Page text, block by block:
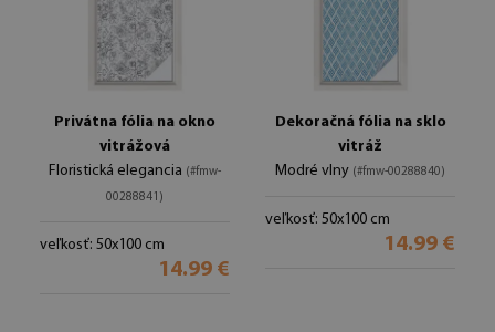
Privátna fólia na okno
vitrážová
Floristická elegancia (#fmw-
00288841)
veľkosť: 50x100 cm
14.99 €
Dekoračná fólia na sklo
vitráž
Modré vlny (#fmw-00288840)
veľkosť: 50x100 cm
14.99 €